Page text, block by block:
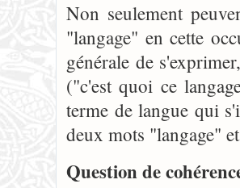
Non seulement
"langage" en cette
générale de
("c'est quoi ce
terme de langue qui
deux mots "langage"
Question de